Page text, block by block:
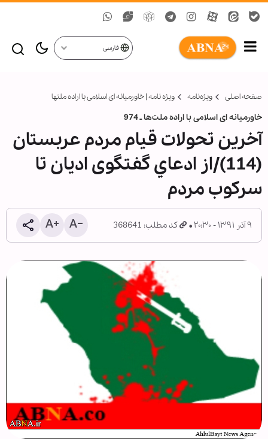
فارسی
صفحه اصلی ویژه‌نامه‌ ویژه نامه | خاورمیانه‏ ای اسلامی با اراده ملت‏ها
خاورمیانه ای اسلامی با اراده ملت‏‌ها ـ 974
آخرین تحولات قیام مردم عربستان
(114)/از ادعاي گفتگوی اديان تا
سركوب مردم
۹ آذر ۱۳۹۱ - ۲۰:۳۰ کد مطلب: 368641